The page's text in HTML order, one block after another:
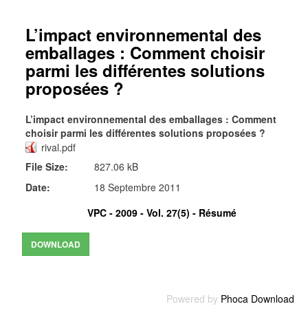
L’impact environnemental des
emballages : Comment choisir
parmi les différentes solutions
proposées ?
L’impact environnemental des emballages : Comment
choisir parmi les différentes solutions proposées ?
rival.pdf
File Size:
827.06 kB
Date:
18 Septembre 2011
VPC - 2009 - Vol. 27(5) - Résumé
Powered by Phoca Download